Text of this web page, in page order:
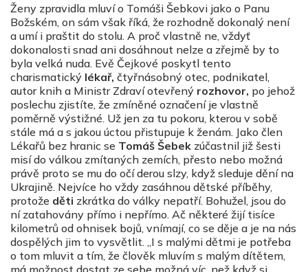
Ženy zpravidla mluví o Tomáši Šebkovi jako o Panu
Božském, on sám však říká, že rozhodně dokonalý není
a umí i praštit do stolu. A proč vlastně ne, vždyť
dokonalosti snad ani dosáhnout nelze a zřejmě by to
byla velká nuda. Evě Čejkové poskytl tento
charismatický lékař, čtyřnásobný otec, podnikatel,
autor knih a Ministr Zdraví otevřený rozhovor, po jehož
poslechu zjistíte, že zmíněné označení je vlastně
poměrně výstižné. Už jen za tu pokoru, kterou v sobě
stále má a s jakou úctou přistupuje k ženám. Jako člen
Lékařů bez hranic se Tomáš Šebek zúčastnil již šesti
misí do válkou zmítaných zemích, přesto nebo možná
právě proto se mu do očí derou slzy, když sleduje dění na
Ukrajině. Nejvíce ho vždy zasáhnou dětské příběhy,
protože děti zkrátka do války nepatří. Bohužel, jsou do
ní zatahovány přímo i nepřímo. Ač některé žijí tisíce
kilometrů od ohnisek bojů, vnímají, co se děje a je na nás
dospělých jim to vysvětlit. „I s malými dětmi je potřeba
o tom mluvit a tím, že člověk mluvím s malým dítětem,
má možnost dostat ze sebe možná víc, než když si